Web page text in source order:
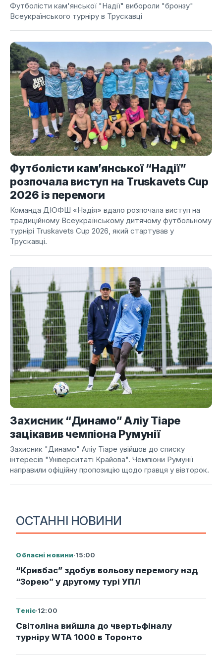
ОСТАННІ НОВИНИ
Обласні новини·15:00
“Кривбас” здобув вольову перемогу над
“Зорею” у другому турі УПЛ
Теніс·12:00
Світоліна вийшла до чвертьфіналу
турніру WTA 1000 в Торонто
Футболісти кам'янської "Надії" вибороли "бронзу"
Всеукраїнського турніру в Трускавці
Футболісти кам’янської “Надії”
розпочала виступ на Truskavets Cup
2026 із перемоги
Команда ДЮФШ «Надія» вдало розпочала виступ на
традиційному Всеукраїнському дитячому футбольному
турнірі Truskavets Cup 2026, який стартував у
Трускавці.
Захисник “Динамо” Аліу Тіаре
зацікавив чемпіона Румунії
Захисник "Динамо" Аліу Тіаре увійшов до списку
інтересів "Університаті Крайова". Чемпіони Румунії
направили офіційну пропозицію щодо гравця у вівторок.